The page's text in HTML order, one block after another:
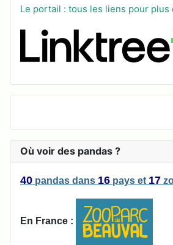
Le portail : tous les liens pour plus
Où voir des pandas ?
40 pandas dans 16 pays et 17
En France :